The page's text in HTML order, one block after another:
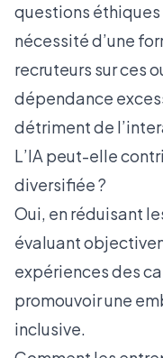
questions
nécessité d’une
recruteurs sur ces
dépendance
détriment de
L’IA peut-elle
diversifiée ?
Oui, en réduisant
évaluant
expériences des
promouvoir une
inclusive.